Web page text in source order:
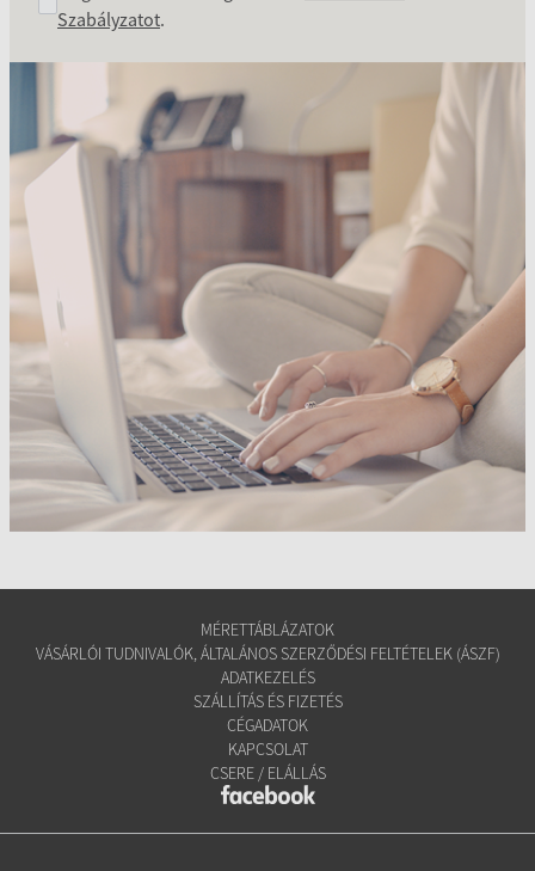
Szabályzatot.
MÉRETTÁBLÁZATOK
VÁSÁRLÓI TUDNIVALÓK, ÁLTALÁNOS SZERZŐDÉSI FELTÉTELEK (ÁSZF)
ADATKEZELÉS
SZÁLLÍTÁS ÉS FIZETÉS
CÉGADATOK
KAPCSOLAT
CSERE / ELÁLLÁS